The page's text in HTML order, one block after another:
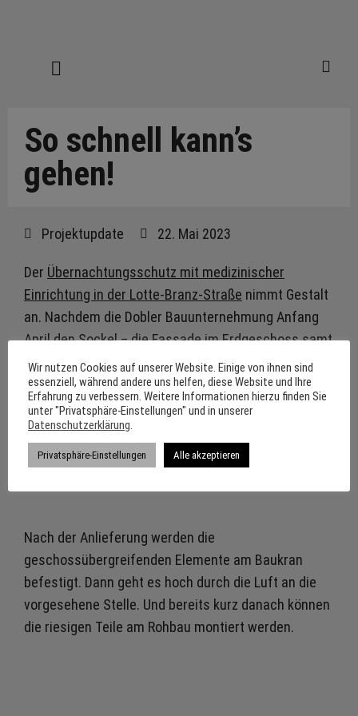
So schnell kann’s
gehen!
Projektupdate 22. Mai 2023
Der Übernachtungsschutz mit medizinischer
Einrichtung in der Lotte-Branz-Straße nimmt Gestalt
an. Nachdem die Dobler Bauunternehmung Anfang
April den Sockel – die Fassade im Erdgeschoss samt
Pergola Struktur – und weite Teile des Rohbaus in
den Obergeschossen fertiggestellt hatte, wird jetzt
die Holzfassade vorgehängt. Und das läuft dank der
im Werk der Firma Rubner Holzbau vorproduzierten
Fertigteile in atemberaubendem Tempo.
Nach der Anlieferung werden die
geschossübergreifenden Elemente am Baukran
befestigt. Dann geht es hoch durch die Luft an die
vorgesehene Stelle. Und bereits kurz danach können
die riesigen Teile am Rohbau montiert werden.
Wir nutzen Cookies auf unserer Website. Einige von ihnen sind
essenziell, während andere uns helfen, diese Website und Ihre
Erfahrung zu verbessern. Weitere Informationen hierzu finden Sie
unter "Privatsphäre-Einstellungen" und in unserer
Datenschutzerklärung.
Privatsphäre-Einstellungen Alle akzeptieren